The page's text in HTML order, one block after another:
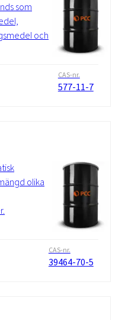
som
och
CAS-nr.
577-11-7
olika
CAS-nr.
39464-70-5